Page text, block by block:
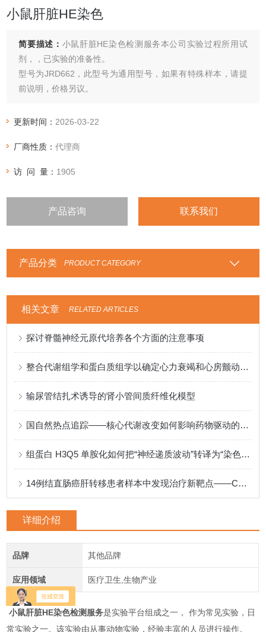
小鼠肝脏HE染色
简要描述： 小鼠肝脏HE染色检测服务本公司实验过程所用试
剂，，已实验的准备性。
型号为JRD662，此型号为通用型号，如果有特殊样本，请提
前说明，价格另议。
更新时间： 2026-03-22
厂商性质：代理商
访 问 量： 1905
产品咨询 联系我们
产品分类 PRODUCT CATEGORY
相关文章 RELATED ARTICLES
探讨脊髓神经元原代培养各个方面的注意事项
整合代谢组学和蛋白质组学以确定心力衰竭和心房颤动的新型药物靶点
输尿管结扎术诱导的肾小管间质纤维化模型
国自然热点追踪——核心代谢改变如何影响药物驱动的抗肿瘤免疫
组蛋白 H3Q5 单胺化如何把“神经递质波动”转译为“染色质节律”
14例结直肠癌肝转移患者样本中发现治疗新靶点——CTSD
详细介绍
品牌 其他品牌
应用领域 医疗卫生,生物产业
小鼠肝脏HE染色检测服务是实验平台组成之一， 作为常见实验，日
常实验之一。该实验由从事动物实验，经验丰富的人员进行操作。